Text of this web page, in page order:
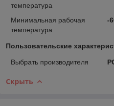
температура
Минимальная рабочая
температура
-
Пользовательские
Выбрать производителя
Скрыть